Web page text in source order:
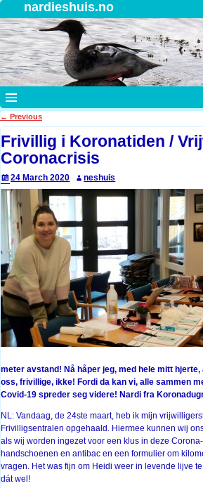
nardieshuis.no
Post navigation
← Previous
Frivillig i Koronatiden /
Coronacrisis
24 March 2020
neshuis
meter avstand! Nå håper jeg, med hele mitt
oss, frivillige, ikke! Fordi da kan vi, alle sammen
Covid-19 spreder seg videre! Nardi fra
NL: Vandaag, de 24ste maart, heb ik mijn
Frivilligsentralen opgehaald. Hiermee kunnen wij
als wij worden ingezet voor een klus in deze
handschoenen en antibac en een formulier om
vragen. Het was fijn om Heidi weer in levende lijve
dát wel!